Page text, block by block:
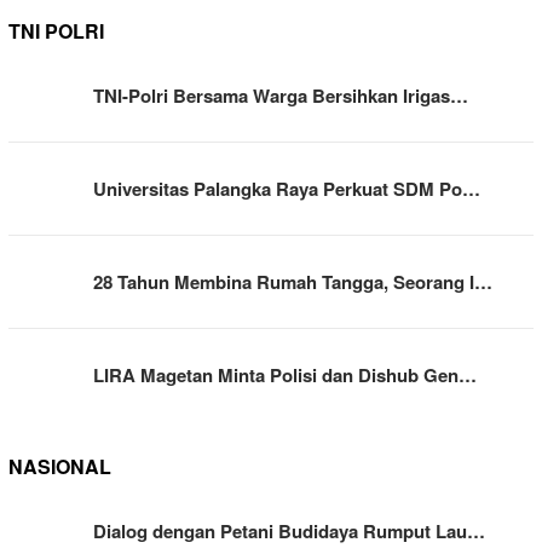
TNI POLRI
TNI-Polri Bersama Warga Bersihkan Irigas…
Universitas Palangka Raya Perkuat SDM Po…
28 Tahun Membina Rumah Tangga, Seorang I…
LIRA Magetan Minta Polisi dan Dishub Gen…
NASIONAL
Dialog dengan Petani Budidaya Rumput Lau…